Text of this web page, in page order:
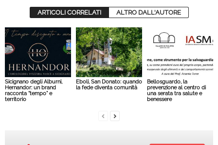
ARTICOLI CORRELATI ALTRO DALL'AUTORE
Sicignano degli Alburni,
Hernandor: un brand
racconta “tempo” e
territorio
Eboli, San Donato: quando
la fede diventa comunità
Bellosguardo, la
prevenzione al centro di
una serata tra salute e
benessere